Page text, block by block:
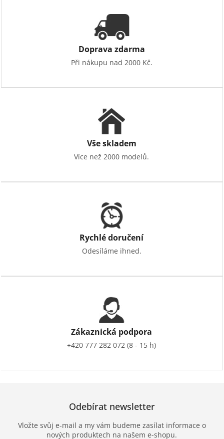
Doprava zdarma
Při nákupu nad 2000 Kč.
Vše skladem
Více než 2000 modelů.
Rychlé doručení
Odesíláme ihned.
Zákaznická podpora
+420 777 282 072 (8 - 15 h)
Odebírat newsletter
Vložte svůj e-mail a my vám budeme zasílat informace o
nových produktech na našem e-shopu.